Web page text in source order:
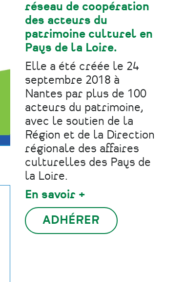
réseau de coopération
des acteurs du
patrimoine culturel en
Pays de la Loire.
Elle a été créée le 24
septembre 2018 à
Nantes par plus de 100
acteurs du patrimoine,
avec le soutien de la
Région et de la Direction
régionale des affaires
culturelles des Pays de
la Loire.
En savoir +
ADHÉRER